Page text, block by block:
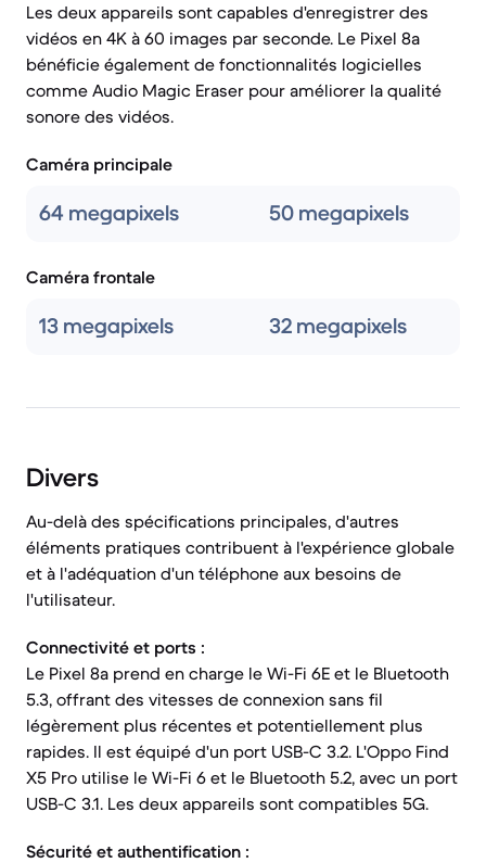
Les deux appareils sont capables d'enregistrer des
vidéos en 4K à 60 images par seconde. Le Pixel 8a
bénéficie également de fonctionnalités logicielles
comme Audio Magic Eraser pour améliorer la qualité
sonore des vidéos.
Caméra principale
64 megapixels 50 megapixels
Caméra frontale
13 megapixels 32 megapixels
Divers
Au-delà des spécifications principales, d'autres
éléments pratiques contribuent à l'expérience globale
et à l'adéquation d'un téléphone aux besoins de
l'utilisateur.
Connectivité et ports :
Le Pixel 8a prend en charge le Wi-Fi 6E et le Bluetooth
5.3, offrant des vitesses de connexion sans fil
légèrement plus récentes et potentiellement plus
rapides. Il est équipé d'un port USB-C 3.2. L'Oppo Find
X5 Pro utilise le Wi-Fi 6 et le Bluetooth 5.2, avec un port
USB-C 3.1. Les deux appareils sont compatibles 5G.
Sécurité et authentification :